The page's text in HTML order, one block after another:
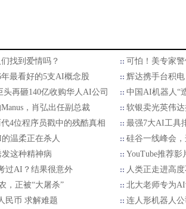
找到爱情吗？
可怕！美专家
最看好的5支AI概念股
辉达携手台积
头再砸140亿收购华人AI公司
中国AI机器人“
，肖弘出任副总裁
软银卖光英伟
4位程序员戳中的残酷真相
最强7大AI工具
温柔正在杀人
硅谷一线峰会
这种精神病
YouTube推荐影
过AI？结果很意外
人类正走进高
，正被“大屠杀”
北大老师专为
民币 求解难题
连人形机器人